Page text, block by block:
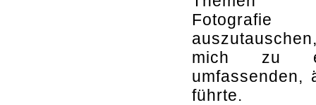
Fotografie
mich zu
umfassenden,
führte.